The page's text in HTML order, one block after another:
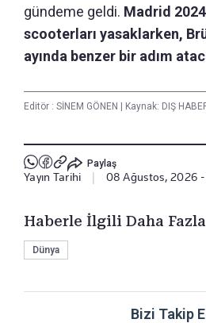
gündeme geldi. Madrid
scooterları yasaklarken,
ayında benzer bir adım
Editör : SİNEM GÖNEN Kaynak: DIŞ
Paylaş
Yayın Tarihi 08 Ağustos, 2026 -
Haberle İlgili Daha
Dünya
Bizi Takip